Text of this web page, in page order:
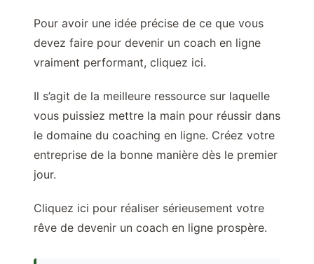
Pour avoir une idée précise de ce que vous
devez faire pour devenir un coach en ligne
vraiment performant, cliquez ici.
Il s’agit de la meilleure ressource sur laquelle
vous puissiez mettre la main pour réussir dans
le domaine du coaching en ligne. Créez votre
entreprise de la bonne manière dès le premier
jour.
Cliquez ici pour réaliser sérieusement votre
rêve de devenir un coach en ligne prospère.